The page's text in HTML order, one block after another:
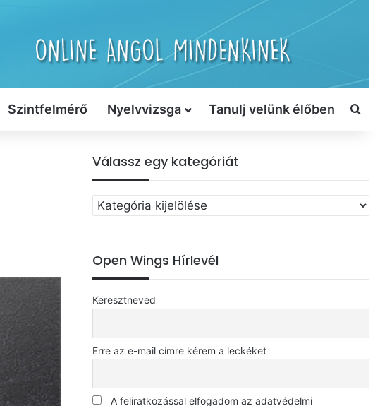
Szintfelmérő Nyelvvizsga Tanulj velünk élőben
Válassz egy kategóriát
Válassz
egy
Open Wings Hírlevél
Keresztneved
Erre az e-mail címre kérem a leckéket
A feliratkozással elfogadom az adatvédelmi